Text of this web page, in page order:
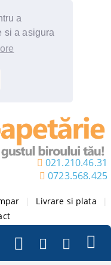
a
si a asigura
021.210.46.31
0723.568.425
Livrare si plata